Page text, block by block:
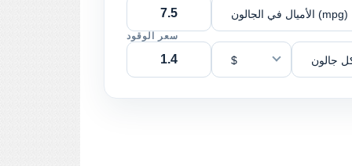
الأميال في الجالون (mpg)
سعر الوقود
$ جالون